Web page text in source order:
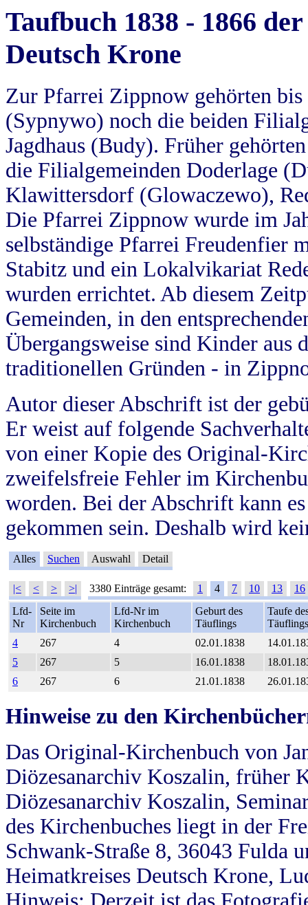
Taufbuch 1838 - 1866
Deutsch Krone
Zur Pfarrei Zippnow gehörten
(Sypnywo) noch die beiden
Jagdhaus (Budy). Früher
die Filialgemeinden Doderlage
Klawittersdorf (Glowaczewo),
Die Pfarrei Zippnow wurde im
selbständige Pfarrei Freudenfier
Stabitz und ein Lokalvikariat
wurden errichtet. Ab diesem
Gemeinden, in den
Übergangsweise sind Kinder aus
traditionellen Gründen - in
Autor dieser Abschrift ist der
Er weist auf folgende
von einer Kopie des Original-
zweifelsfreie Fehler im
worden. Bei der Abschrift kann
gekommen sein. Deshalb wird
Alles Suchen Auswahl Detail
|< < > >| 3380 Einträge gesamt: 1 4 7 10 13
16
Lfd-
Nr
Seite im
Kirchenbuch
Lfd-Nr im
Kirchenbuch
Geburt des
Täuflings
Taufe
Täuflings
4
267 4 02.01.1838
5
267 5 16.01.1838
6
267 6 21.01.1838
Hinweise zu den
Das Original-Kirchenbuch von
Diözesanarchiv Koszalin, früher
Diözesanarchiv Koszalin,
des Kirchenbuches liegt in der
Schwank-Straße 8, 36043 Fulda
Heimatkreises Deutsch Krone,